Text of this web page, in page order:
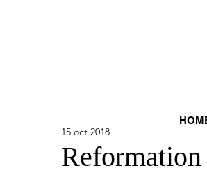
15 oct 2018